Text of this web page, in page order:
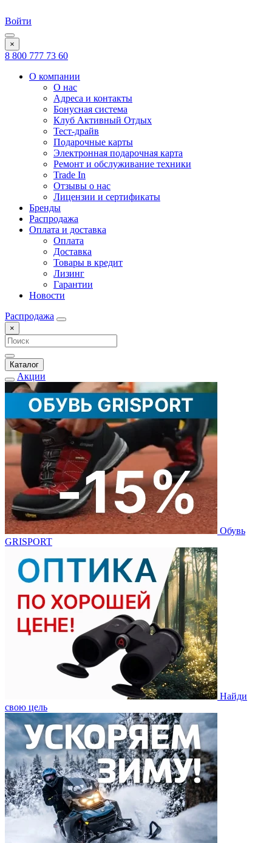
Войти
×
8 800 777 73 60
О компании
О нас
Адреса и контакты
Бонусная система
Клуб Активный Отдых
Тест-драйв
Подарочные карты
Электронная подарочная карта
Ремонт и обслуживание техники
Trade In
Отзывы о нас
Лицензии и сертификаты
Бренды
Распродажа
Оплата и доставка
Оплата
Доставка
Товары в кредит
Лизинг
Гарантии
Новости
Распродажа
×
Каталог
Акции
Обувь
GRISPORT
Найди
свою цель